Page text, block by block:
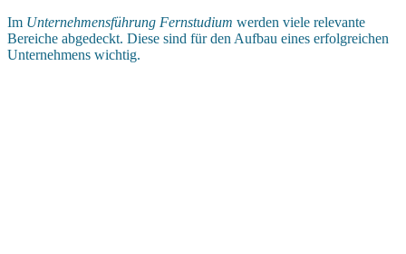
Im Unternehmensführung Fernstudium werden viele relevante
Bereiche abgedeckt. Diese sind für den Aufbau eines erfolgreichen
Unternehmens wichtig.